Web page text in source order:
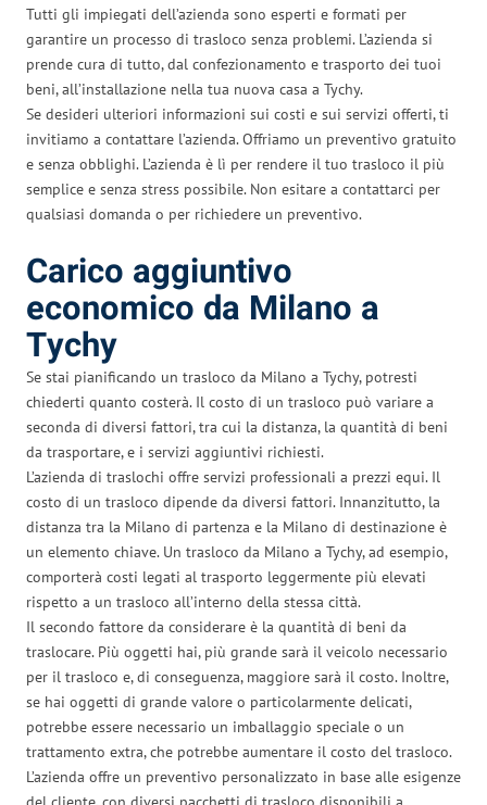
Tutti gli impiegati dell’azienda sono esperti e formati per
garantire un processo di trasloco senza problemi. L’azienda si
prende cura di tutto, dal confezionamento e trasporto dei tuoi
beni, all’installazione nella tua nuova casa a Tychy.
Se desideri ulteriori informazioni sui costi e sui servizi offerti, ti
invitiamo a contattare l’azienda. Offriamo un preventivo gratuito
e senza obblighi. L’azienda è lì per rendere il tuo trasloco il più
semplice e senza stress possibile. Non esitare a contattarci per
qualsiasi domanda o per richiedere un preventivo.
Carico aggiuntivo
economico da Milano a
Tychy
Se stai pianificando un trasloco da Milano a Tychy, potresti
chiederti quanto costerà. Il costo di un trasloco può variare a
seconda di diversi fattori, tra cui la distanza, la quantità di beni
da trasportare, e i servizi aggiuntivi richiesti.
L’azienda di traslochi offre servizi professionali a prezzi equi. Il
costo di un trasloco dipende da diversi fattori. Innanzitutto, la
distanza tra la Milano di partenza e la Milano di destinazione è
un elemento chiave. Un trasloco da Milano a Tychy, ad esempio,
comporterà costi legati al trasporto leggermente più elevati
rispetto a un trasloco all’interno della stessa città.
Il secondo fattore da considerare è la quantità di beni da
traslocare. Più oggetti hai, più grande sarà il veicolo necessario
per il trasloco e, di conseguenza, maggiore sarà il costo. Inoltre,
se hai oggetti di grande valore o particolarmente delicati,
potrebbe essere necessario un imballaggio speciale o un
trattamento extra, che potrebbe aumentare il costo del trasloco.
L’azienda offre un preventivo personalizzato in base alle esigenze